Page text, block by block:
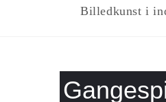
Billedkunst i